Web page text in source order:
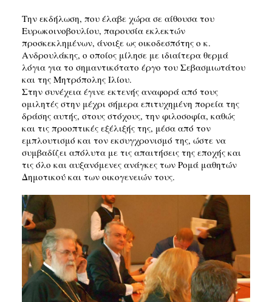
Την εκδήλωση, που έλαβε χώρα σε αίθουσα του
Ευρωκοινοβουλίου, παρουσία εκλεκτών
προσκεκλημένων, άνοιξε ως οικοδεσπότης ο κ.
Ανδρουλάκης, ο οποίος μίλησε με ιδιαίτερα θερμά
λόγια για το σημαντικότατο έργο του Σεβασμιωτάτου
και της Μητρόπολης Ιλίου.
Στην συνέχεια έγινε εκτενής αναφορά από τους
ομιλητές στην μέχρι σήμερα επιτυχημένη πορεία της
δράσης αυτής, στους στόχους, την φιλοσοφία, καθώς
και τις προοπτικές εξέλιξής της, μέσα από τον
εμπλουτισμό και τον εκσυγχρονισμό της, ώστε να
συμβαδίζει απόλυτα με τις απαιτήσεις της εποχής και
τις όλο και αυξανόμενες ανάγκες των Ρομά μαθητών
Δημοτικού και των οικογενειών τους.